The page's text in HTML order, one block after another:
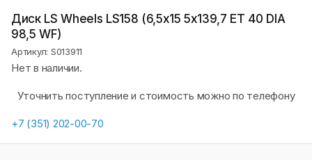
Диск LS Wheels LS158 (6,5х15 5x139,7 ET 40 DIA
98,5 WF)
Артикул: S013911
Нет в наличии.
Уточнить поступление и стоимость можно по телефону
+7 (351) 202-00-70